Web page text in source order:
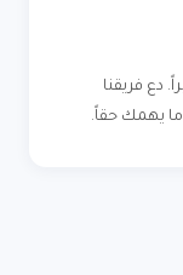
دع فريقنا
يهمك حقاً.